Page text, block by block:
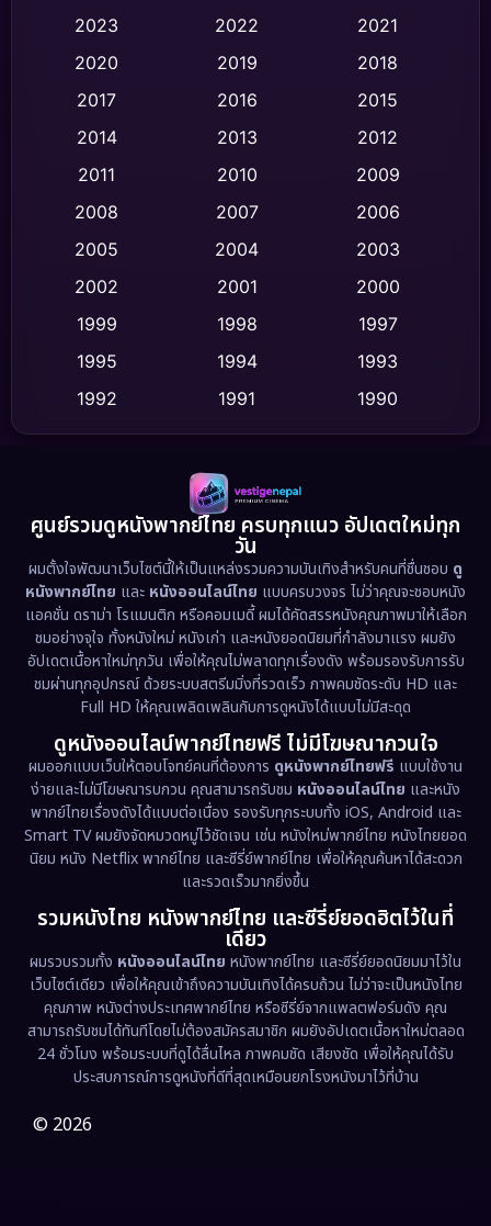
Classic หนังคลาสสิก (47)
Comedy ตลก (454)
Crime อาชญากรรม (532)
Cult Film
Dance เต้น (10)
Detective สืบสวน (62)
Disaster (13)
Disney+ (5)
Documentary สารคดี (94)
Drama ดราม่า (1,513)
Dystopian (17)
Emotional (61)
Epic มหากาพย์ (227)
Erotic (36)
Family ครอบครัว (375)
Fantasy จินตนาการ (338)
Fiction (9)
Film (57)
Gothic
2023
2022
2021
2020
2019
2018
2017
2016
2015
2014
2013
2012
2011
2010
2009
2008
2007
2006
2005
2004
2003
2002
2001
2000
1999
1998
1997
1995
1994
1993
1992
1991
1990
1989
1988
1986
1983
1978
1962
ศูนย์รวมดูหนังพากย์ไทย ครบทุกแนว อัปเดตใหม่ทุก
วัน
ผมตั้งใจพัฒนาเว็บไซต์นี้ให้เป็นแหล่งรวมความบันเทิงสำหรับคนที่ชื่นชอบ ดู
หนังพากย์ไทย และ หนังออนไลน์ไทย แบบครบวงจร ไม่ว่าคุณจะชอบหนัง
แอคชั่น ดราม่า โรแมนติก หรือคอมเมดี้ ผมได้คัดสรรหนังคุณภาพมาให้เลือก
ชมอย่างจุใจ ทั้งหนังใหม่ หนังเก่า และหนังยอดนิยมที่กำลังมาแรง ผมยัง
อัปเดตเนื้อหาใหม่ทุกวัน เพื่อให้คุณไม่พลาดทุกเรื่องดัง พร้อมรองรับการรับ
ชมผ่านทุกอุปกรณ์ ด้วยระบบสตรีมมิ่งที่รวดเร็ว ภาพคมชัดระดับ HD และ
Full HD ให้คุณเพลิดเพลินกับการดูหนังได้แบบไม่มีสะดุด
ดูหนังออนไลน์พากย์ไทยฟรี ไม่มีโฆษณากวนใจ
ผมออกแบบเว็บให้ตอบโจทย์คนที่ต้องการ ดูหนังพากย์ไทยฟรี แบบใช้งาน
ง่ายและไม่มีโฆษณารบกวน คุณสามารถรับชม หนังออนไลน์ไทย และหนัง
พากย์ไทยเรื่องดังได้แบบต่อเนื่อง รองรับทุกระบบทั้ง iOS, Android และ
Smart TV ผมยังจัดหมวดหมู่ไว้ชัดเจน เช่น หนังใหม่พากย์ไทย หนังไทยยอด
นิยม หนัง Netflix พากย์ไทย และซีรี่ย์พากย์ไทย เพื่อให้คุณค้นหาได้สะดวก
และรวดเร็วมากยิ่งขึ้น
รวมหนังไทย หนังพากย์ไทย และซีรี่ย์ยอดฮิตไว้ในที่
เดียว
ผมรวบรวมทั้ง หนังออนไลน์ไทย หนังพากย์ไทย และซีรี่ย์ยอดนิยมมาไว้ใน
เว็บไซต์เดียว เพื่อให้คุณเข้าถึงความบันเทิงได้ครบถ้วน ไม่ว่าจะเป็นหนังไทย
คุณภาพ หนังต่างประเทศพากย์ไทย หรือซีรี่ย์จากแพลตฟอร์มดัง คุณ
สามารถรับชมได้ทันทีโดยไม่ต้องสมัครสมาชิก ผมยังอัปเดตเนื้อหาใหม่ตลอด
24 ชั่วโมง พร้อมระบบที่ดูได้ลื่นไหล ภาพคมชัด เสียงชัด เพื่อให้คุณได้รับ
ประสบการณ์การดูหนังที่ดีที่สุดเหมือนยกโรงหนังมาไว้ที่บ้าน
© 2026